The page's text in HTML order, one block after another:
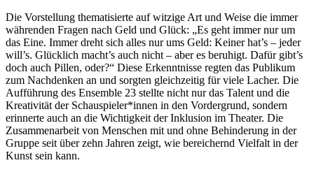
Die Vorstellung thematisierte auf witzige Art und Weise die immer
währenden Fragen nach Geld und Glück: „Es geht immer nur um
das Eine. Immer dreht sich alles nur ums Geld: Keiner hat’s – jeder
will’s. Glücklich macht’s auch nicht – aber es beruhigt. Dafür gibt’s
doch auch Pillen, oder?“ Diese Erkenntnisse regten das Publikum
zum Nachdenken an und sorgten gleichzeitig für viele Lacher. Die
Aufführung des Ensemble 23 stellte nicht nur das Talent und die
Kreativität der Schauspieler*innen in den Vordergrund, sondern
erinnerte auch an die Wichtigkeit der Inklusion im Theater. Die
Zusammenarbeit von Menschen mit und ohne Behinderung in der
Gruppe seit über zehn Jahren zeigt, wie bereichernd Vielfalt in der
Kunst sein kann.